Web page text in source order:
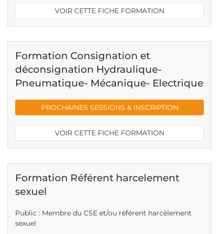
VOIR CETTE FICHE FORMATION
Formation Consignation et
déconsignation Hydraulique-
Pneumatique- Mécanique- Electrique
PROCHAINES SESSIONS & INSCRIPTION
VOIR CETTE FICHE FORMATION
Formation Référent harcelement
sexuel
Public : Membre du CSE et/ou référent harcèlement
sexuel